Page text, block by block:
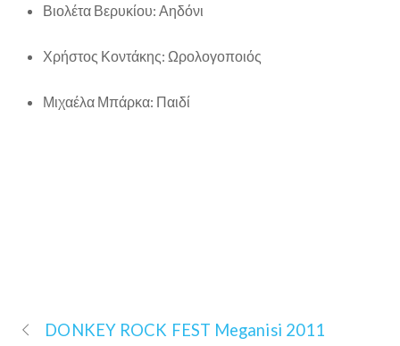
Βιολέτα Βερυκίου: Αηδόνι
Χρήστος Κοντάκης: Ωρολογοποιός
Μιχαέλα Μπάρκα: Παιδί
DONKEY ROCK FEST Meganisi 2011